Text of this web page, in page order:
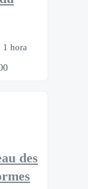
hora
des